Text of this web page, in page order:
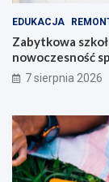
EDUKACJA
Zabytkowa
nowoczesność
7 sierpnia 2026